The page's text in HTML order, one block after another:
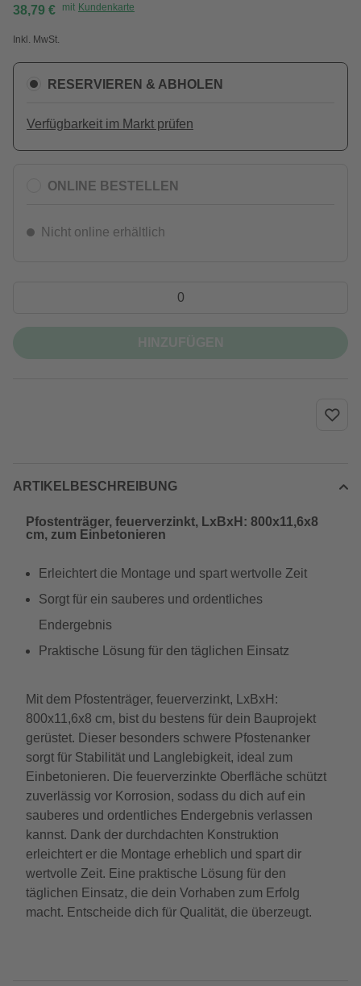
38,79 € mit Kundenkarte
Inkl. MwSt.
RESERVIEREN & ABHOLEN
Verfügbarkeit im Markt prüfen
ONLINE BESTELLEN
Nicht online erhältlich
ARTIKELBESCHREIBUNG
Pfostenträger, feuerverzinkt, LxBxH: 800x11,6x8
cm, zum Einbetonieren
Erleichtert die Montage und spart wertvolle Zeit
Sorgt für ein sauberes und ordentliches
Endergebnis
Praktische Lösung für den täglichen Einsatz
Mit dem Pfostenträger, feuerverzinkt, LxBxH:
800x11,6x8 cm, bist du bestens für dein Bauprojekt
gerüstet. Dieser besonders schwere Pfostenanker
sorgt für Stabilität und Langlebigkeit, ideal zum
Einbetonieren. Die feuerverzinkte Oberfläche schützt
zuverlässig vor Korrosion, sodass du dich auf ein
sauberes und ordentliches Endergebnis verlassen
kannst. Dank der durchdachten Konstruktion
erleichtert er die Montage erheblich und spart dir
wertvolle Zeit. Eine praktische Lösung für den
täglichen Einsatz, die dein Vorhaben zum Erfolg
macht. Entscheide dich für Qualität, die überzeugt.